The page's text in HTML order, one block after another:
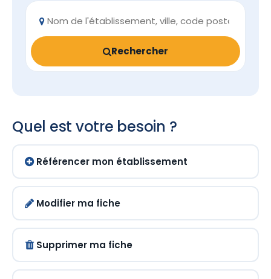
Rechercher
Quel est votre besoin ?
Référencer mon établissement
Modifier ma fiche
Supprimer ma fiche